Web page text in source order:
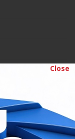
Close
// 21.08.2017.